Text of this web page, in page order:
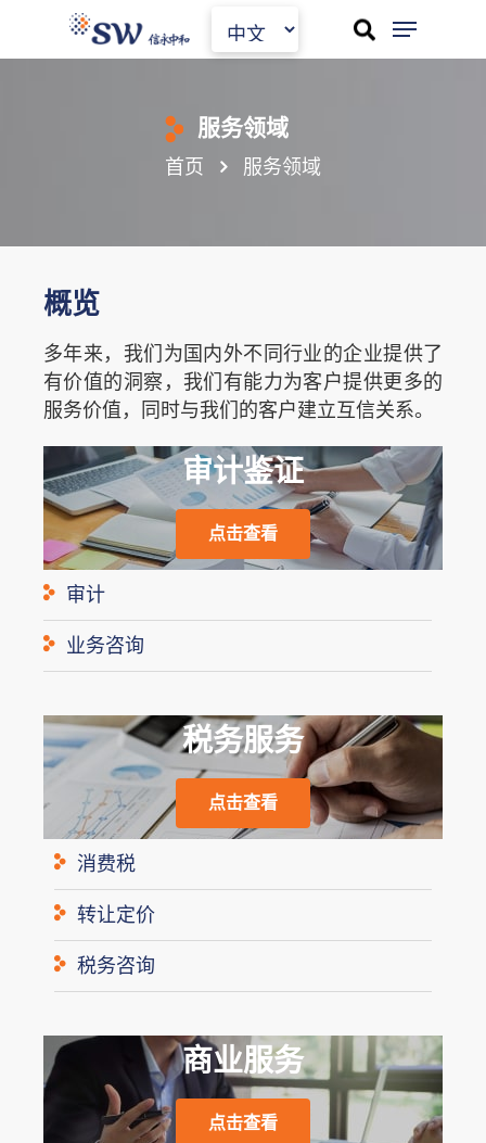
服务领域
首页 服务领域
概览
多年来，我们为国内外不同行业的企业提供了
有价值的洞察， 我们有能力为客户提供更多的
服务价值，同时与我们的客户建立互信关系。
审计鉴证
点击查看
审计
业务咨询
税务服务
点击查看
消费税
转让定价
税务咨询
商业服务
点击查看